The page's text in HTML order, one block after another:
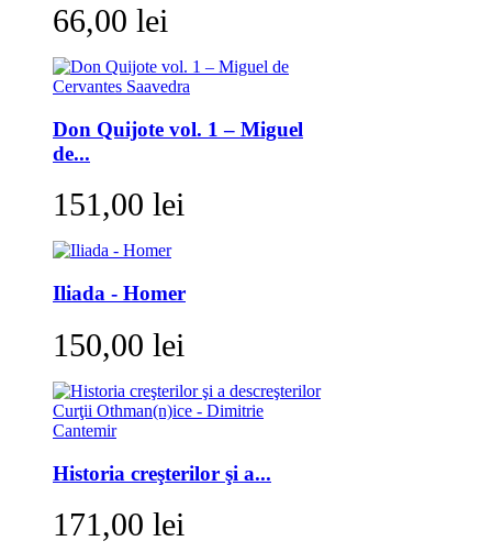
66,00 lei
Don Quijote vol. 1 – Miguel
de...
151,00 lei
Iliada - Homer
150,00 lei
Historia creşterilor şi a...
171,00 lei